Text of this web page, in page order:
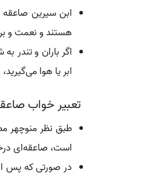
ابن سیرین صاعقه
هستند و نعمت و
اگر باران و تندر
ابر یا هوا
تعبیر خواب
طبق نظر منوچهر
است، صاعقه‌ای
در صورتی که پس